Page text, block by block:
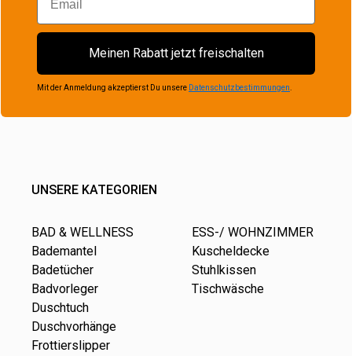
Meinen Rabatt jetzt freischalten
Mit der Anmeldung akzeptierst Du unsere Datenschutzbestimmungen
UNSERE KATEGORIEN
BAD & WELLNESS
Bademantel
Badetücher
Badvorleger
Duschtuch
Duschvorhänge
Frottierslipper
ESS-/ WOHNZIMMER
Kuscheldecke
Stuhlkissen
Tischwäsche